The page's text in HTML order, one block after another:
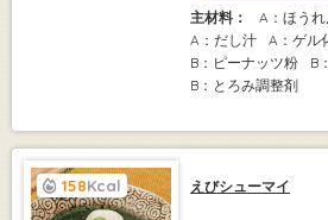
主材料：
A：ほうれ
A：だし汁
A：ゲル
B：ピーナッツ粉
B
B：とろみ調整剤
158Kcal えびシューマイ